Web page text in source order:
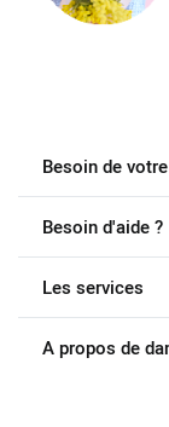
Besoin de
Besoin d'aide ?
Les services
A propos de